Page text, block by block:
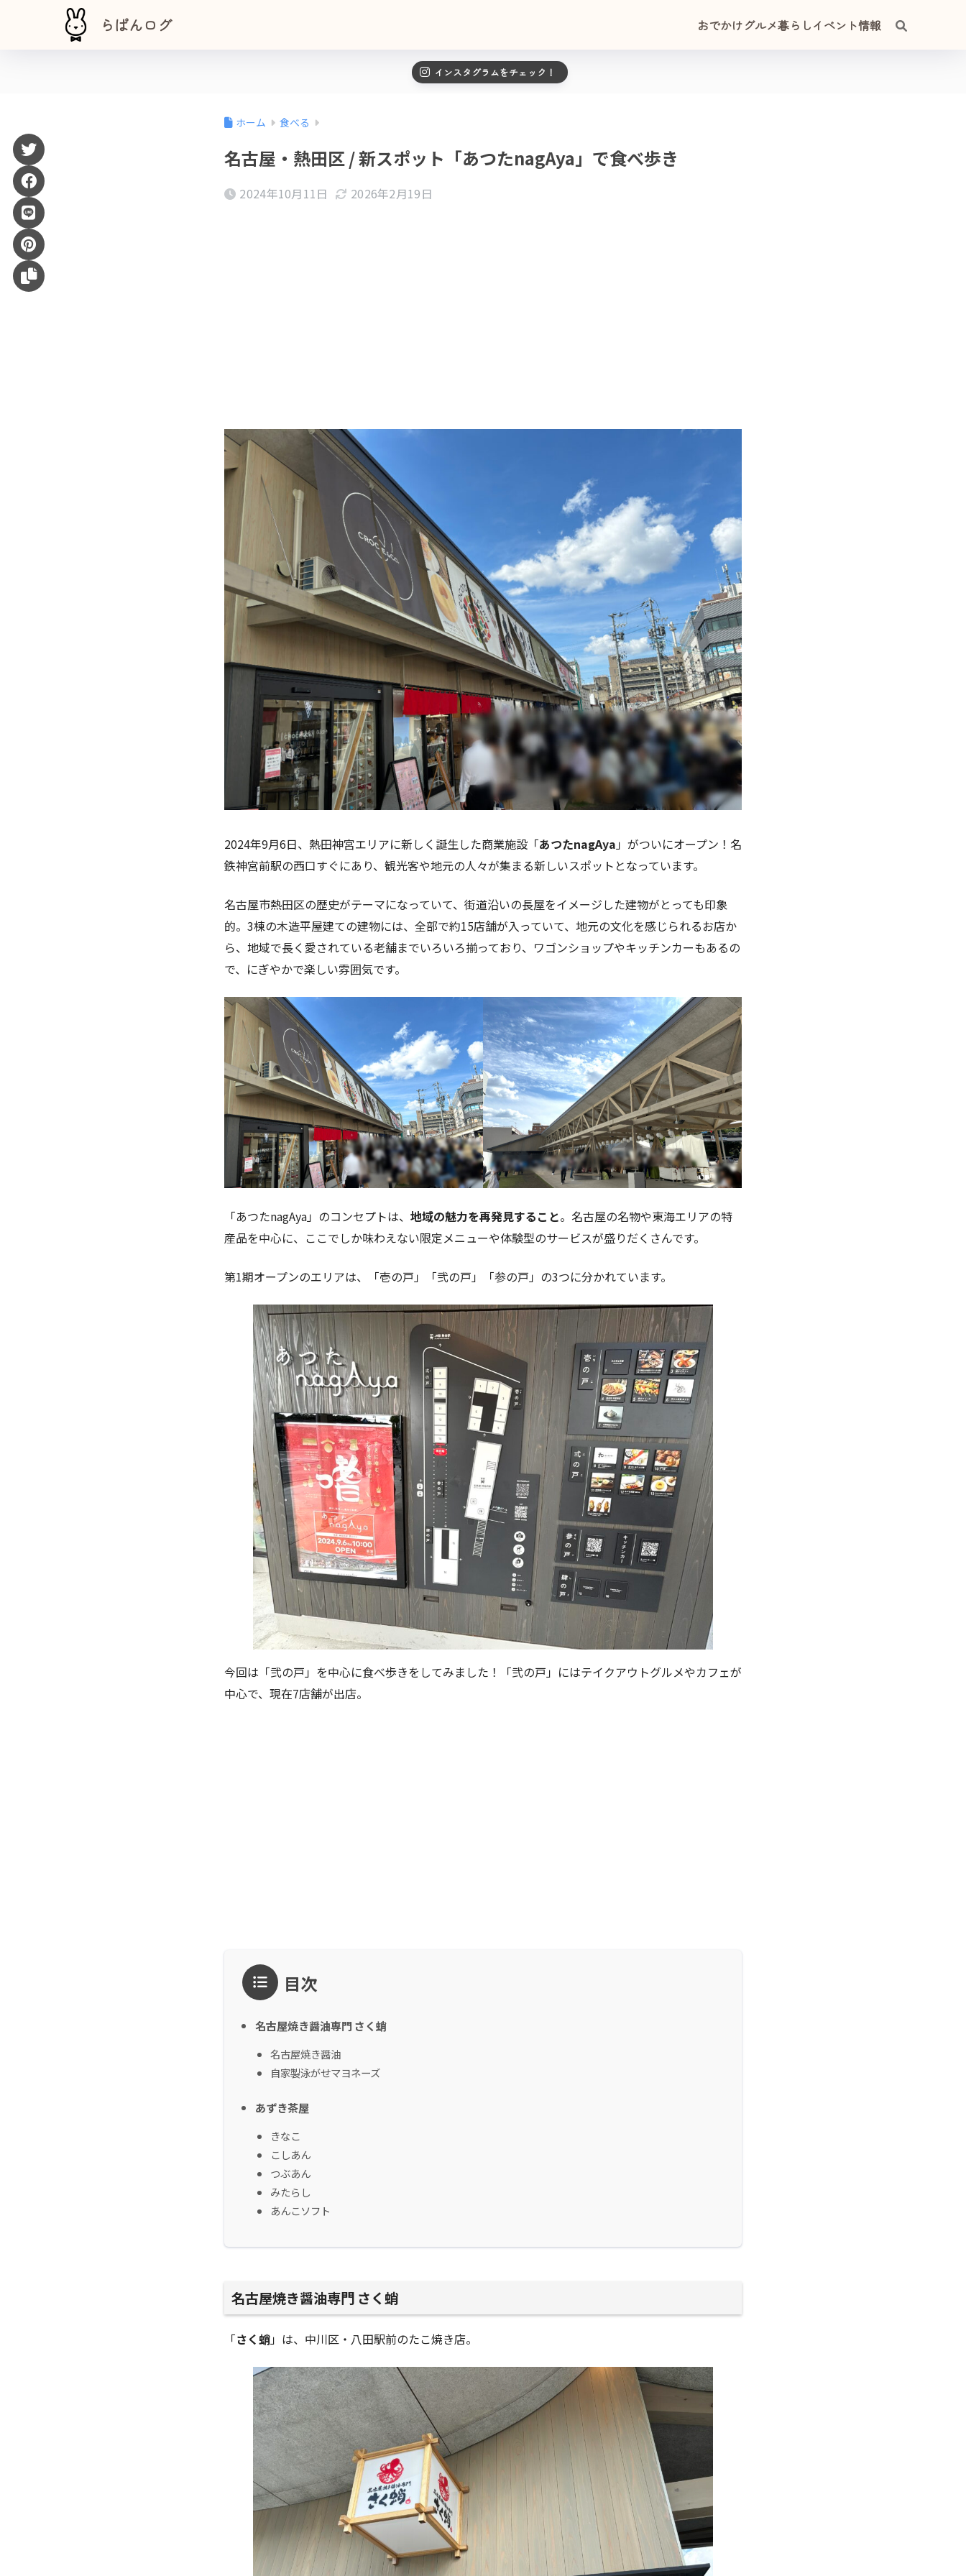
らぱんログ おでかけグルメ暮らしイベント情報
インスタグラムをチェック！
ホーム 食べる
名古屋・熱田区 / 新スポット「あつたnagAya」で食べ歩き
2024年10月11日 2026年2月19日
2024年9月6日、熱田神宮エリアに新しく誕生した商業施設「あつたnagAya」がついにオープン！名
鉄神宮前駅の西口すぐにあり、観光客や地元の人々が集まる新しいスポットとなっています。
名古屋市熱田区の歴史がテーマになっていて、街道沿いの長屋をイメージした建物がとっても印象
的。3棟の木造平屋建ての建物には、全部で約15店舗が入っていて、地元の文化を感じられるお店か
ら、地域で長く愛されている老舗までいろいろ揃っており、ワゴンショップやキッチンカーもあるの
で、にぎやかで楽しい雰囲気です。
「あつたnagAya」のコンセプトは、 地域の魅力を再発見すること。名古屋の名物や東海エリアの特
産品を中心に、ここでしか味わえない限定メニューや体験型のサービスが盛りだくさんです。
第1期オープンのエリアは、「壱の戸」「弐の戸」「参の戸」の3つに分かれています。
今回は「弐の戸」を中心に食べ歩きをしてみました！「弐の戸」にはテイクアウトグルメやカフェが
中心で、現在7店舗が出店。
目次
名古屋焼き醤油専門 さく蛸
名古屋焼き醤油
自家製泳がせマヨネーズ
あずき茶屋
きなこ
こしあん
つぶあん
みたらし
あんこソフト
名古屋焼き醤油専門 さく蛸
「さく蛸」は、中川区・八田駅前のたこ焼き店。